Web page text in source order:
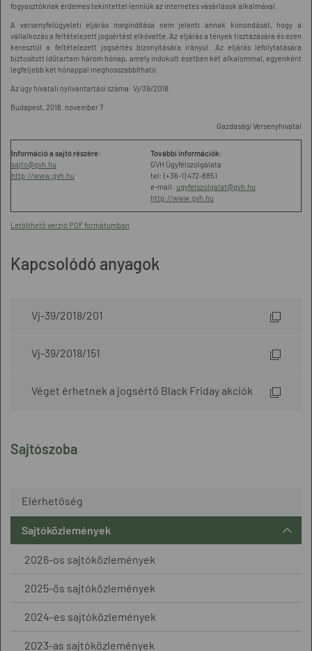
Sajtószoba
Elérhetőség
Sajtóközlemények
2026-os sajtóközlemények
2025-ös sajtóközlemények
2024-es sajtóközlemények
2023-as sajtóközlemények
fogyasztóknak érdemes tekintettel lenniük az internetes vásárlások alkalmával.
A versenyfelügyeleti eljárás megindítása nem jelenti annak kimondását, hogy a
vállalkozás a feltételezett jogsértést elkövette. Az eljárás a tények tisztázására és ezen
keresztül a feltételezett jogsértés bizonyítására irányul. Az eljárás lefolytatására
biztosított időtartam három hónap, amely indokolt esetben két alkalommal, egyenként
legfeljebb két hónappal meghosszabbítható.
Az ügy hivatali nyilvántartási száma: Vj/39/2018.
Budapest, 2018. november 7.
Gazdasági Versenyhivatal
Információ a sajtó részére:
sajto@gvh.hu
http://www.gvh.hu
További információk:
GVH Ügyfélszolgálata
tel: (+36-1) 472-8851
e-mail: ugyfelszolgalat@gvh.hu
http://www.gvh.hu
Letölthető verzió PDF formátumban
Kapcsolódó anyagok
Vj-39/2018/201
Vj-39/2018/151
Véget érhetnek a jogsértő Black Friday akciók